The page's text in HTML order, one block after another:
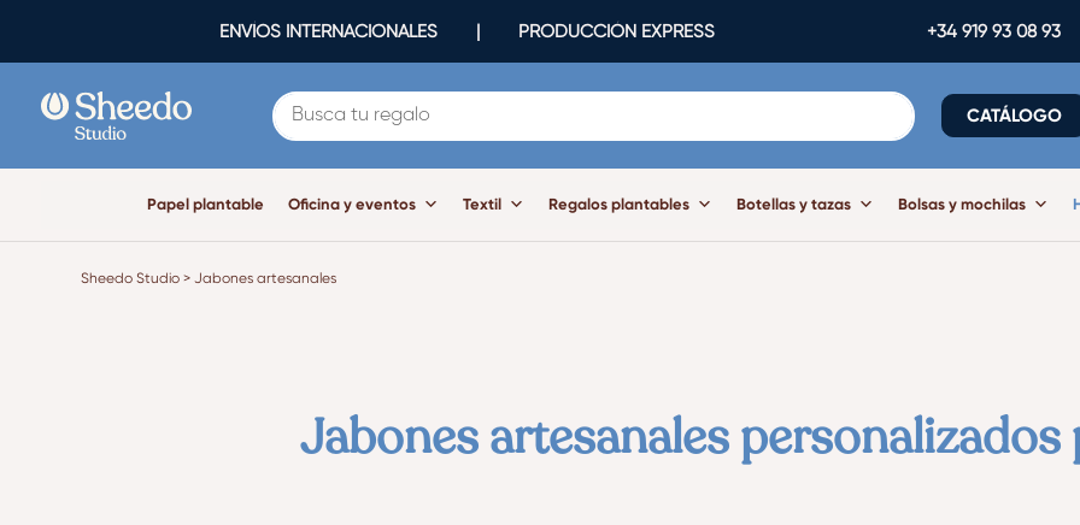
ENVÍOS INTERNACIONALES | PRODUCCIÓN EXPRESS +34 919 93 08 93
CATÁLOGO
Papel plantable Oficina y eventos Textil Regalos plantables Botellas y tazas Bolsas y mochilas
Sheedo Studio >Jabones artesanales
Jabones artesanales personalizados